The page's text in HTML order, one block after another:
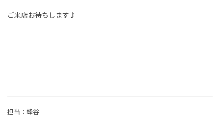
ご来店お待ちします♪
担当：蜂谷